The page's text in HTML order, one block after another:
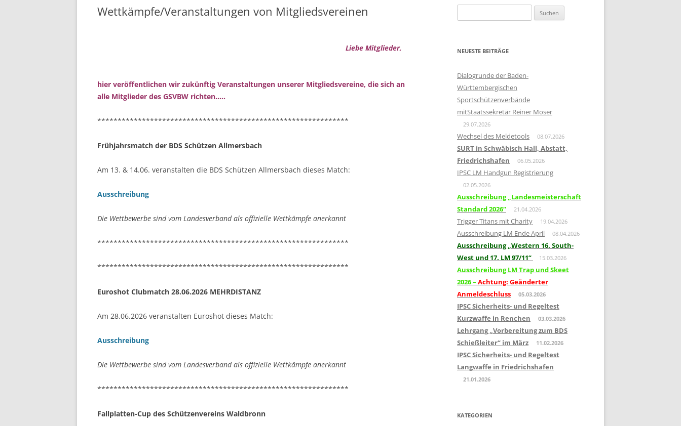
DATENSCHUTZORDNUNG
BESIGHEIM
SERSHEIM
IMPRESSUM
DATENSCHUTZERKLÄRUNG
DISCLAIMER
WAFFENVERLEIH
VON MITGLIEDSVEREINEN
Wettkämpfe/Veranstaltungen von Mitgliedsvereinen
Liebe Mitglieder,
hier veröffentlichen wir zukünftig Veranstaltungen unserer Mitgliedsvereine, die sich an
alle Mitglieder des GSVBW richten…..
**************************************************************
Frühjahrsmatch der BDS Schützen Allmersbach
Am 13. & 14.06. veranstalten die BDS Schützen Allmersbach dieses Match:
Ausschreibung
Die Wettbewerbe sind vom Landesverband als offizielle Wettkämpfe anerkannt
**************************************************************
**************************************************************
Euroshot Clubmatch 28.06.2026 MEHRDISTANZ
Am 28.06.2026 veranstalten Euroshot dieses Match:
Ausschreibung
Die Wettbewerbe sind vom Landesverband als offizielle Wettkämpfe anerkannt
**************************************************************
Fallplatten-Cup des Schützenvereins Waldbronn
nach:
NEUESTE BEITRÄGE
Dialogrunde der Baden-
Württembergischen
Sportschützenverbände
mitStaatssekretär Reiner Moser
29.07.2026
Wechsel des Meldetools 08.07.2026
SURT in Schwäbisch Hall, Abstatt,
Friedrichshafen
06.05.2026
IPSC LM Handgun Registrierung
02.05.2026
Ausschreibung „Landesmeisterschaft
Standard 2026“
21.04.2026
Trigger Titans mit Charity 19.04.2026
Ausschreibung LM Ende April 08.04.2026
Ausschreibung „Western 16. South-
West und 17. LM 97/11“
15.03.2026
Ausschreibung LM Trap und Skeet
2026 – Achtung: Geänderter
Anmeldeschluss
05.03.2026
IPSC Sicherheits- und Regeltest
Kurzwaffe in Renchen
03.03.2026
Lehrgang „Vorbereitung zum BDS
Schießleiter“ im März
11.02.2026
IPSC Sicherheits- und Regeltest
Langwaffe in Friedrichshafen
21.01.2026
KATEGORIEN